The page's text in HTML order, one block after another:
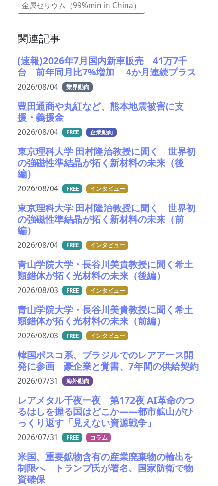
金属セリウム（99%min in China）
関連記事
(速報)2026年7月国内新車販売 41万7千
台 前年同月比7%増加 4か月連続プラス
2026/08/04 業界動向
豊田通商や丸紅など、熊本地震被害に支
援・義援金
2026/08/04 FREE 企業動向
東京理科大学 田村隆治教授に聞く 世界初
の強磁性準結晶が拓く新材料の未来（後
編）
2026/08/04 FREE インタビュー
東京理科大学 田村隆治教授に聞く 世界初
の強磁性準結晶が拓く新材料の未来（前
編）
2026/08/04 FREE インタビュー
青山学院大学・長谷川美貴教授に聞く希土
類錯体が拓く光材料の未来（後編）
2026/08/03 FREE インタビュー
青山学院大学・長谷川美貴教授に聞く希土
類錯体が拓く光材料の未来（前編）
2026/08/03 FREE インタビュー
韓国ポスコ系、ブラジルでのレアアース開
発に参画 豪企業と覚書、7年間の供給契約
2026/07/31 海外動向
レアメタル千夜一夜 第172夜 AI革命のつ
るはしを握る国はどこか――都市鉱山がひ
っくり返す「見えない資源戦争」
2026/07/31 FREE コラム
米国、重要鉱物含有の産業廃棄物の輸出を
制限へ トランプ氏が署名、国家防衛で物
資確保